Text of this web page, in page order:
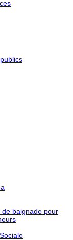
de baignade pour